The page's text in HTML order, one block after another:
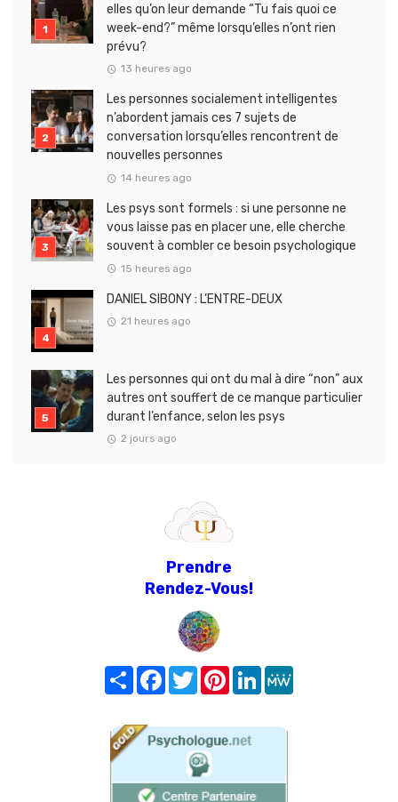
elles qu’on leur demande “Tu fais quoi ce
week-end?” même lorsqu’elles n’ont rien
prévu?
13 heures ago
Les personnes socialement intelligentes
n’abordent jamais ces 7 sujets de
conversation lorsqu’elles rencontrent de
nouvelles personnes
14 heures ago
Les psys sont formels : si une personne ne
vous laisse pas en placer une, elle cherche
souvent à combler ce besoin psychologique
15 heures ago
DANIEL SIBONY : L’ENTRE-DEUX
21 heures ago
Les personnes qui ont du mal à dire “non” aux
autres ont souffert de ce manque particulier
durant l’enfance, selon les psys
2 jours ago
Prendre
Rendez-Vous!
Share FacebookTwitterPinterest
LinkedIn